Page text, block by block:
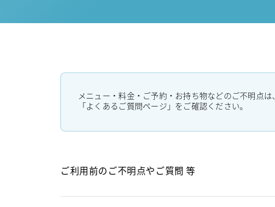
メニュー・料金・ご予約・お持ち物などのご不明点は、
「よくあるご質問ページ」をご確認ください。
ご利用前のご不明点やご質問 等